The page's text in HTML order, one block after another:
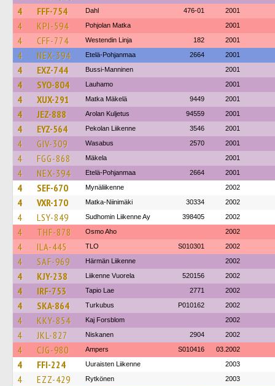
4 FFF-754 Dahl 476-01 2001
4 KPI-594 Pohjolan Matka 2001
4 CFF-774 Westendin Linja 182 2001
4 NEX-394 Etelä-Pohjanmaa 2664 2001
4 EXZ-744 Bussi-Manninen 2001
4 SYO-804 Lauhamo 2001
4 XUX-291 Matka Mäkelä 9449 2001
4 JEZ-888 Arolan Kuljetus 94559 2001
4 EYZ-564 Pekolan Liikenne 3546 2001
4 GIV-309 Wasabus 2570 2001
4 FGG-868 Mäkela 2001
4 NEX-394 Etelä-Pohjanmaa 2664 2001
4 SEF-670 Mynäliikenne 2002
4 VXR-170 Matka-Niinimäki 30334 2002
4 LSY-849 Sudhomin Liikenne Ay 398405 2002
4 THF-878 Osmo Aho 2002
4 ILA-445 TLO S010301 2002
4 SAF-969 Härmän Liikenne 2002
4 KJY-238 Liikenne Vuorela 520156 2002
4 IRF-753 Tapio Lae 2771 2002
4 SKA-864 Turkubus P010162 2002
4 KKY-854 Kaj Forsblom 2002
4 JKL-827 Niskanen 2904 2002
4 CJG-980 Ampers S010416 03.2002
4 FFI-224 Uuraisten Liikenne 2003
4 EZZ-429 Rytkönen 2003